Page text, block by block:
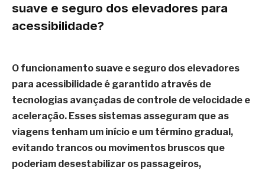
suave e seguro dos elevadores para
acessibilidade?
O funcionamento suave e seguro dos elevadores
para acessibilidade é garantido através de
tecnologias avançadas de controle de velocidade e
aceleração. Esses sistemas asseguram que as
viagens tenham um início e um término gradual,
evitando trancos ou movimentos bruscos que
poderiam desestabilizar os passageiros,